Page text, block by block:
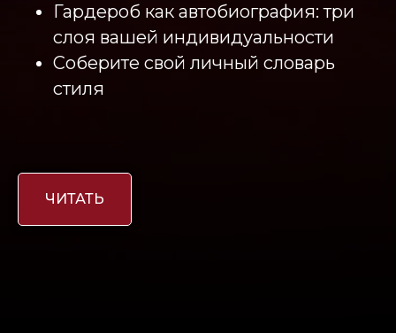
Гардероб как автобиография: три
слоя вашей индивидуальности
Соберите свой личный словарь
стиля
ЧИТАТЬ